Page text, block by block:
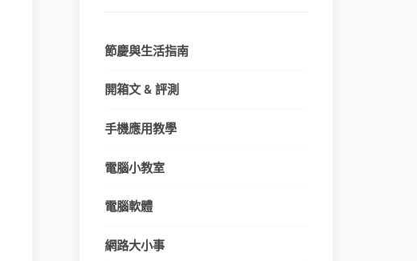
節慶與生活指南
開箱文 & 評測
手機應用教學
電腦小教室
電腦軟體
網路大小事